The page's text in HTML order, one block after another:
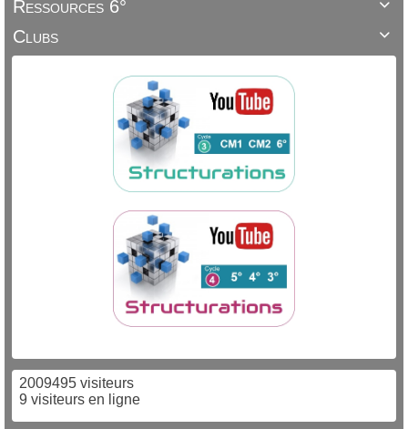

Ressources 6°

Clubs
2009495 visiteurs
9 visiteurs en ligne